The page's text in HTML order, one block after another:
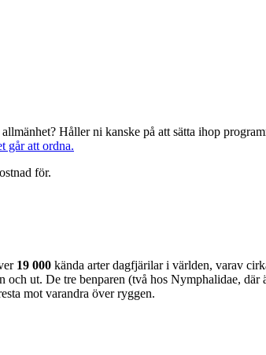
Håller ni kanske på att sätta ihop
går att ordna.
för.
19 000 kända arter dagfjärilar i världen, varav
ut. De tre benparen (två hos Nymphalidae,
mot varandra över ryggen.